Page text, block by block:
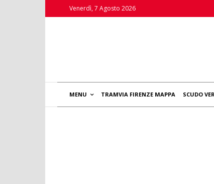
Venerdì, 7 Agosto 2026
MENU TRAMVIA FIRENZE MAPPA SCUDO